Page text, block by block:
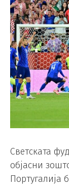
Светската
објасни
Португалија